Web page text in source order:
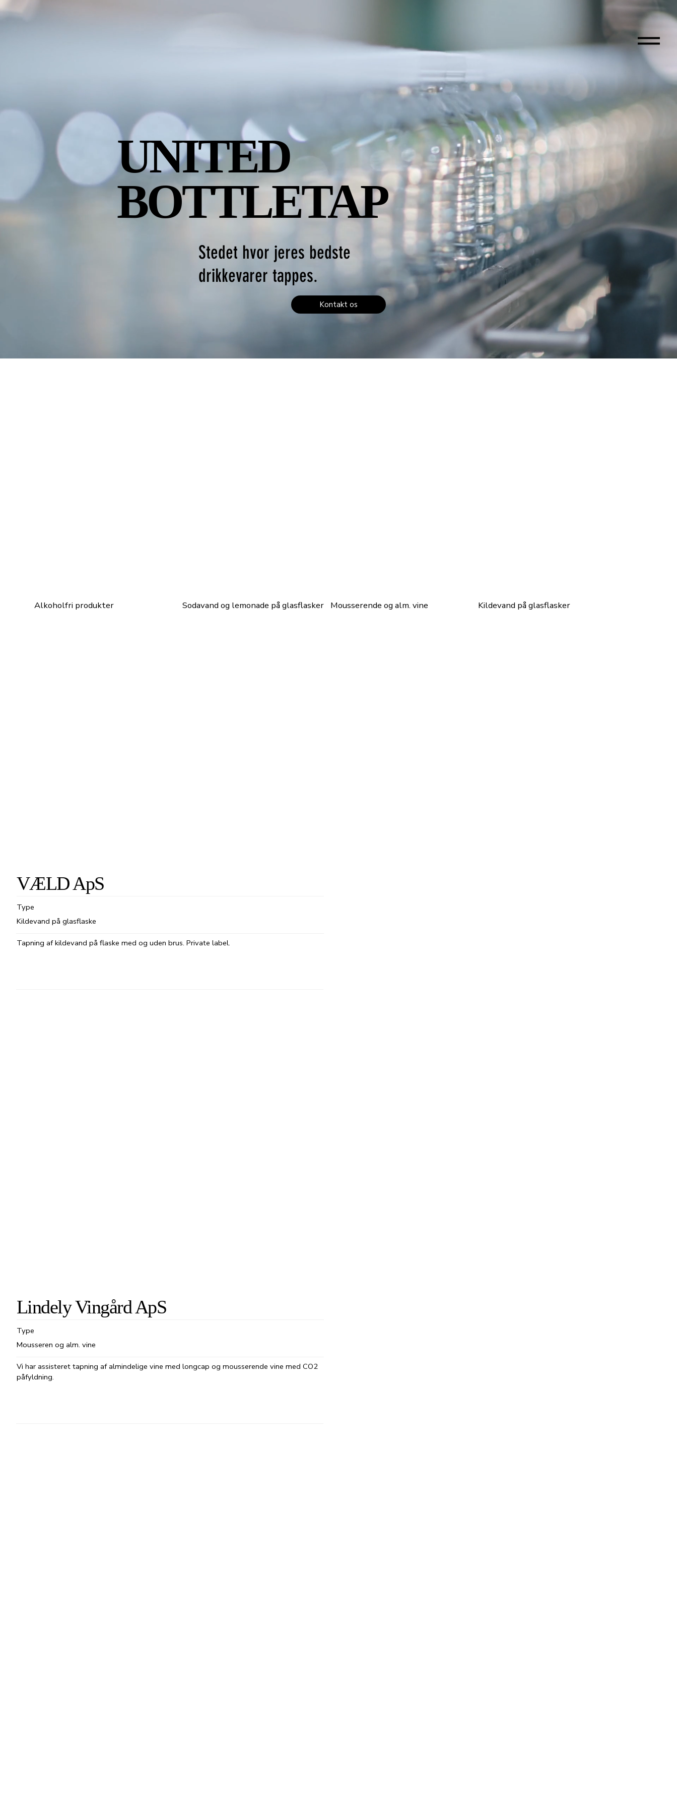
Kontakt os
UNITED
BOTTLETAP
Stedet hvor jeres bedste
drikkevarer tappes.
Alkoholfri produkter Sodavand og lemonade på glasflasker Mousserende og alm. vine Kildevand på glasflasker
VÆLD ApS
Type
Kildevand på glasflaske
Tapning af kildevand på flaske med og uden brus. Private label.
Lindely Vingård ApS
Type
Mousseren og alm. vine
Vi har assisteret tapning af almindelige vine med longcap og mousserende vine med CO2
påfyldning.